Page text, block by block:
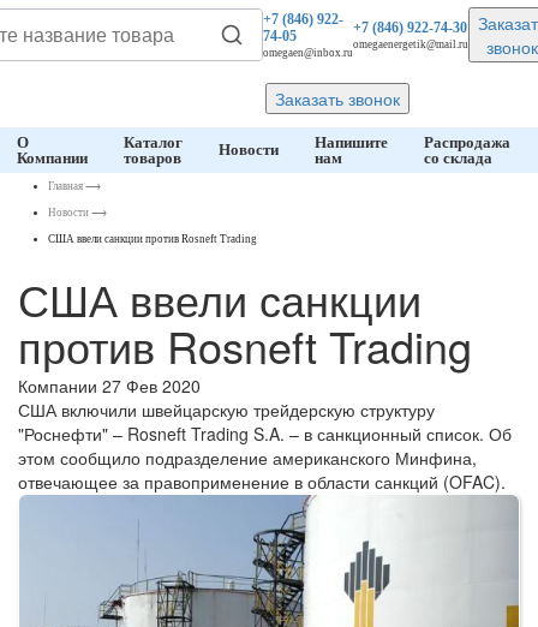
+7 (846)922-
74-05
omegaen@inbox.ru
+7 (846)922-74-30
omegaenergetik@mail.ru
звонок
Заказать звонок
О
Компании
Каталог
товаров
Новости
Напишите
нам
Распродажа
со склада
Главная ⟶
Новости ⟶
США ввели санкции против Rosneft Trading
США ввели санкции
против Rosneft Trading
Компании 27 Фев 2020
США включили швейцарскую трейдерскую структуру
"Роснефти" – Rosneft Trading S.A. – в санкционный список. Об
этом сообщило подразделение американского Минфина,
отвечающее за правоприменение в области санкций (OFAC).